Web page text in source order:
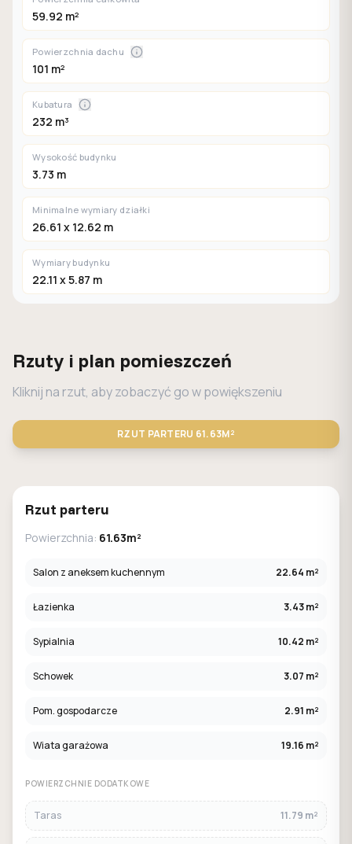
59.92 m²
Powierzchnia dachu
101 m²
Kubatura
232 m³
Wysokość budynku
3.73 m
Minimalne wymiary działki
26.61 x 12.62 m
Wymiary budynku
22.11 x 5.87 m
Rzuty i plan pomieszczeń
Kliknij na rzut, aby zobaczyć go w powiększeniu
RZUT PARTERU 61.63M²
Rzut parteru
Powierzchnia: 61.63m²
Salon z aneksem kuchennym 22.64 m²
Łazienka 3.43 m²
Sypialnia 10.42 m²
Schowek 3.07 m²
Pom. gospodarcze 2.91 m²
Wiata garażowa 19.16 m²
POWIERZCHNIE DODATKOWE
Taras 11.79 m²